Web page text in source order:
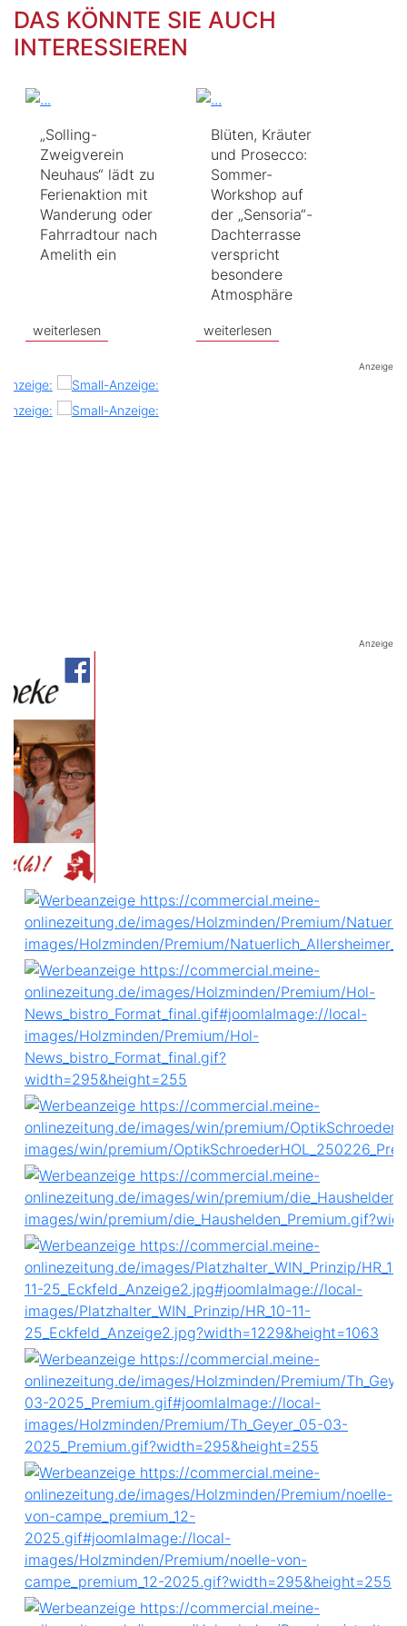
DAS KÖNNTE SIE AUCH
INTERESSIEREN
„Solling-
Zweigverein
Neuhaus“ lädt zu
Ferienaktion mit
Wanderung oder
Fahrradtour nach
Amelith ein
weiterlesen
Blüten, Kräuter
und Prosecco:
Sommer-
Workshop auf
der „Sensoria“-
Dachterrasse
verspricht
besondere
Atmosphäre
weiterlesen
Anzeige
Anzeige